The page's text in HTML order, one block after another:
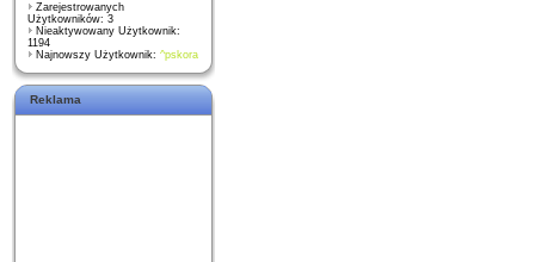
Zarejestrowanych
Użytkowników: 3
Nieaktywowany Użytkownik:
1194
Najnowszy Użytkownik: ^pskora
Reklama